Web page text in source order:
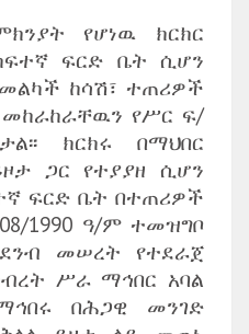
የሆነዉ ክርክር
ፍርድ ቤት ሲሆን
ከሳሽ፣ ተጠሪዎች
የሥር ፍ/
ክርክሩ በማህበር
ጋር የተያያዘ ሲሆን
ፍርድ ቤት በተጠሪዎች
1990 ዓ/ም ተመዝግቦ
መሠረት የተደራጀ
ሥራ ማኅበር አባል
በሕጋዊ መንገድ